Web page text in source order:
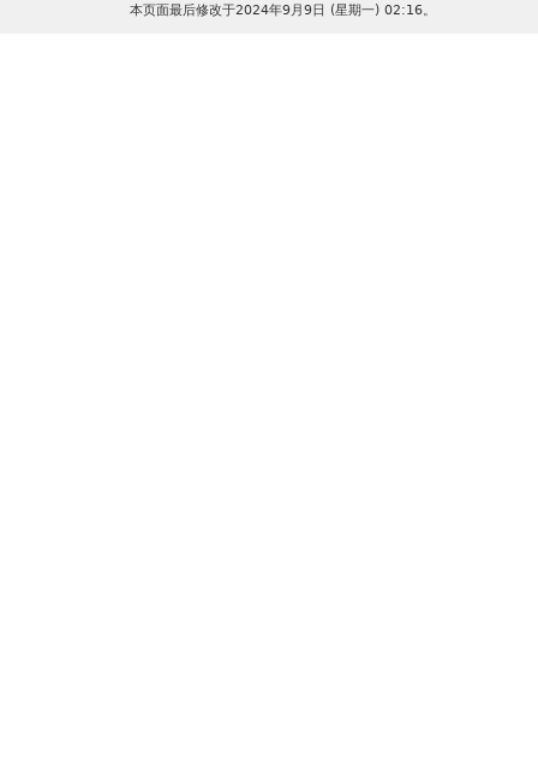
本页面最后修改于2024年9月9日 (星期一) 02:16。